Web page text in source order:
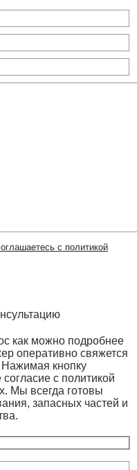
с политикой
как можно подробнее
оперативно свяжется
Нажимая кнопку
с политикой
Мы всегда готовы
запасных частей и